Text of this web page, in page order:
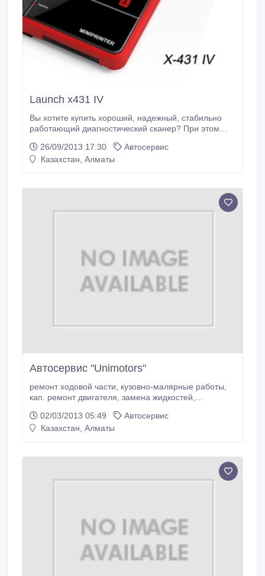
Launch x431 IV
Вы хотите купить хороший, надежный, стабильно
работающий диагностический сканер? При этом
Опасаетесь, как бы не купить подделку, клон, копию
одним словом не качественную продукцию? Тогда
26/09/2013 17:30
Автосервис
Казахстан, Алматы
Автосервис "Unimotors"
ремонт ходовой части, кузовно-малярные работы,
кап. ремонт двигателя, замена жидкостей,
вмятин без покраски.
02/03/2013 05:49
Автосервис
Казахстан, Алматы